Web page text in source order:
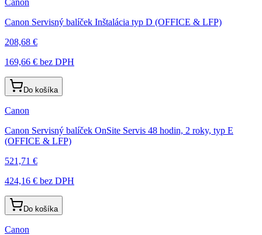
Canon Servisný balíček Inštalácia typ D (OFFICE & LFP)
208,68 €
169,66 € bez DPH
Do košíka
Canon
Canon Servisný balíček OnSite Servis 48 hodin, 2 roky, typ E
(OFFICE & LFP)
521,71 €
424,16 € bez DPH
Do košíka
Canon